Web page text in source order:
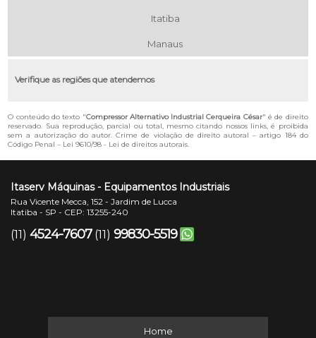
Itatiba
Manaus
Verifique as regiões que atendemos
O conteúdo do texto "Compressor Alternativo Industrial Cerqueira César" é de direito
reservado. Sua reprodução, parcial ou total, mesmo citando nossos links, é proibida
sem a autorização do autor. Crime de violação de direito autoral – artigo 184 do
Código Penal – Lei 9610/98 - Lei de direitos autorais.
Itaserv Máquinas - Equipamentos Industriais
Rua Vicente Mecca, 152 - Jardim de Lucca
Itatiba - SP - CEP: 13255-240
(11) 4524-7607 (11) 99830-5519
Home